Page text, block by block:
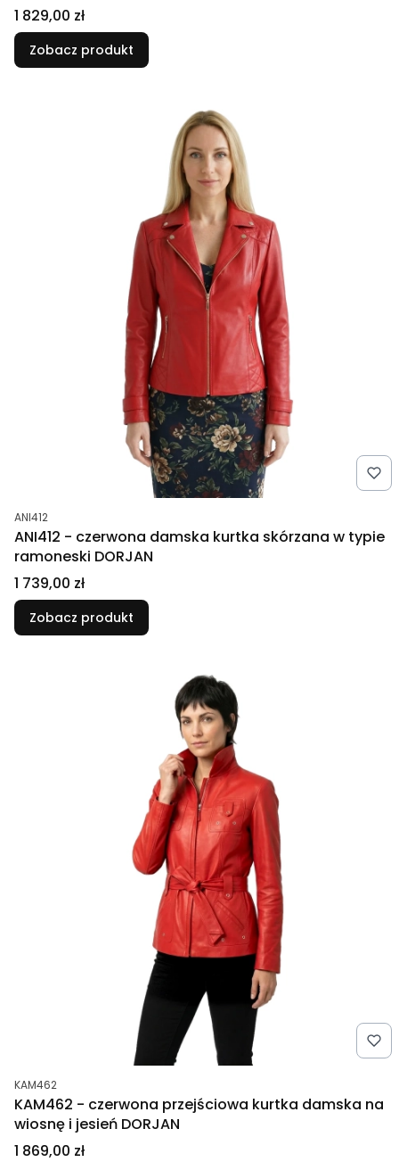
Cena
1 829,00 zł
Zobacz produkt
Kod produktu
ANI412
ANI412 - czerwona damska kurtka skórzana w typie
ramoneski DORJAN
Cena
1 739,00 zł
Zobacz produkt
Kod produktu
KAM462
KAM462 - czerwona przejściowa kurtka damska na
wiosnę i jesień DORJAN
Cena
1 869,00 zł